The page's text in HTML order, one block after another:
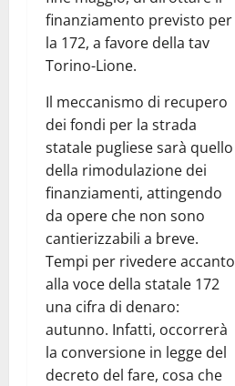
finanziamento previsto per
la 172, a favore della tav
Torino-Lione.
Il meccanismo di recupero
dei fondi per la strada
statale pugliese sarà quello
della rimodulazione dei
finanziamenti, attingendo
da opere che non sono
cantierizzabili a breve.
Tempi per rivedere accanto
alla voce della statale 172
una cifra di denaro:
autunno. Infatti, occorrerà
la conversione in legge del
decreto del fare, cosa che